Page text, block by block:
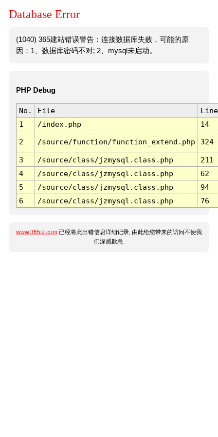
Database Error
(1040) 365建站错误警告：连接数据库失败，可能的原
因：1、数据库密码不对; 2、mysql未启动。
PHP Debug
No. File
Line
1
/index.php 14
2 /source/function/function_extend.php 324
3 /source/class/jzmysql.class.php
211
4
/source/class/jzmysql.class.php
62
5
/source/class/jzmysql.class.php
94
6
/source/class/jzmysql.class.php 76
www.365jz.com 已经将此出错信息详细记录, 由此给您带来的访问不便我
们深感歉意.